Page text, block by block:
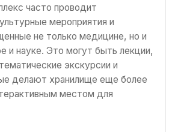
часто проводит
мероприятия и
не только медицине, но и
и науке. Это могут быть лекции,
экскурсии и
делают хранилище еще более
местом для